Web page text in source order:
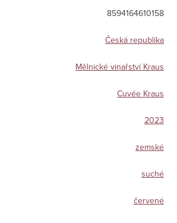
8594164610158
Česká republika
Mělnické vinařství Kraus
Cuvée Kraus
2023
zemské
suché
červené